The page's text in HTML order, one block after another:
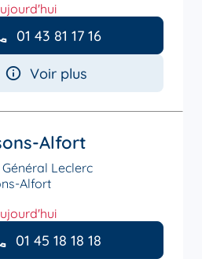
01 43 81 17 16
Voir plus
Alfort
Leclerc
Alfort
01 45 18 18 18